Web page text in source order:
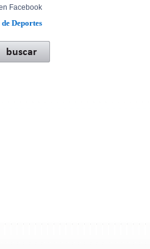
Deportes
Facebook